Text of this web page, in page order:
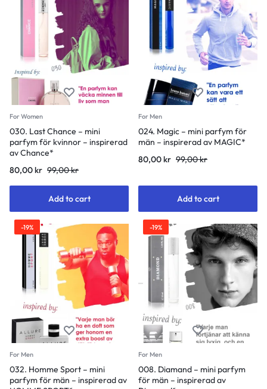
For Women
030. Last Chance – mini
parfym för kvinnor – inspirerad
av Chance*
80,00kr 99,00kr
Add to cart
For Men
024. Magic – mini parfym för
män – inspirerad av MAGIC*
80,00kr 99,00kr
Add to cart
-19%
For Men
032. Homme Sport – mini
parfym för män – inspirerad av
-19%
For Men
008. Diamand – mini parfym
för män – inspirerad av